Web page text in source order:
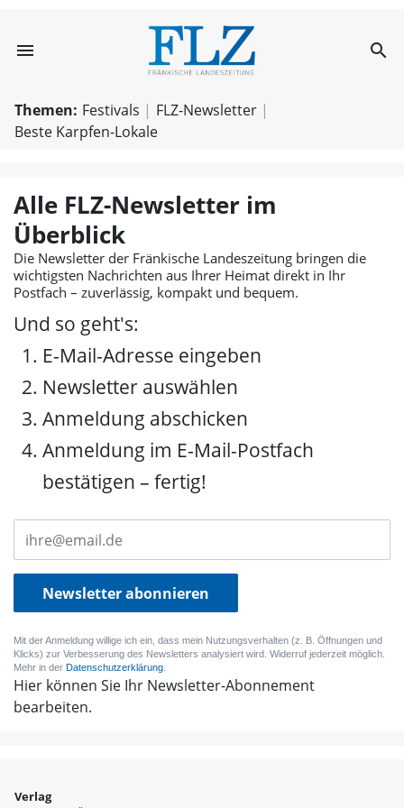
menu Newsletter search
Themen: Festivals
FLZ-Newsletter
Beste Karpfen-Lokale
Alle FLZ-Newsletter im
Überblick
Die Newsletter der Fränkische Landeszeitung bringen die
wichtigsten Nachrichten aus Ihrer Heimat direkt in Ihr
Postfach – zuverlässig, kompakt und bequem.
Und so geht's:
E-Mail-Adresse eingeben
Newsletter auswählen
Anmeldung abschicken
Anmeldung im E-Mail-Postfach
bestätigen – fertig!
Newsletter abonnieren
Mit der Anmeldung willige ich ein, dass mein Nutzungsverhalten (z. B. Öffnungen und
Klicks) zur Verbesserung des Newsletters analysiert wird. Widerruf jederzeit möglich.
Mehr in der Datenschutzerklärung
Hier können Sie Ihr Newsletter-Abonnement
bearbeiten.
Verlag